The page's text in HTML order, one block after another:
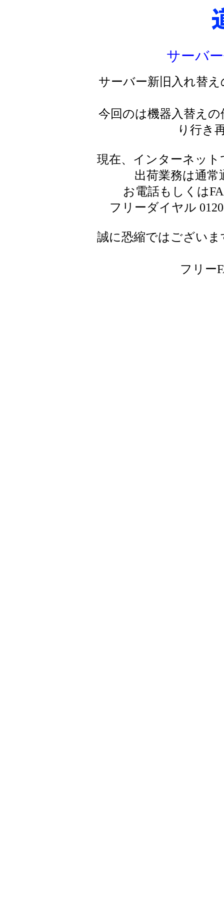
サーバ
サーバー新旧入れ替
今回のは機器入替え
り行き
現在、インターネッ
出荷業務は通
お電話もしくは
フリーダイヤル
誠に恐縮ではござい
フリー